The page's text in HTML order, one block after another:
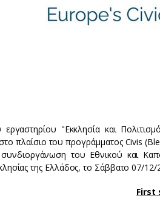
εργαστηρίου "Εκκλησία και
πλαίσιο του προγράμματος Civis
του Εθνικού και
της Ελλάδος, το Σάββατο 07/12/
First